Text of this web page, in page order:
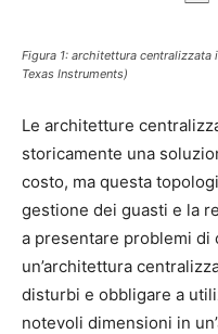
Figura 1: architettura centralizzata
Texas Instruments)
Le architetture
storicamente una
costo, ma questa
gestione dei guasti e la
a presentare problemi di
un’architettura
disturbi e obbligare a
notevoli dimensioni in